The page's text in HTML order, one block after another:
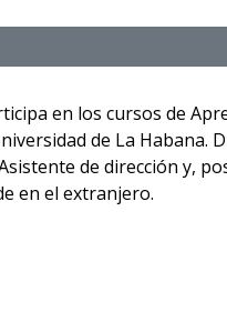
en los cursos de
de La Habana.
de dirección y,
en el extranjero.